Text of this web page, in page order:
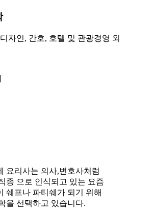
자인, 간호, 호텔 및 관광경영 외
요리사는 의사,변호사처럼
종 으로 인식되고 있는 요즘
쉐프나 파티쉐가 되기 위해
을 선택하고 있습니다.